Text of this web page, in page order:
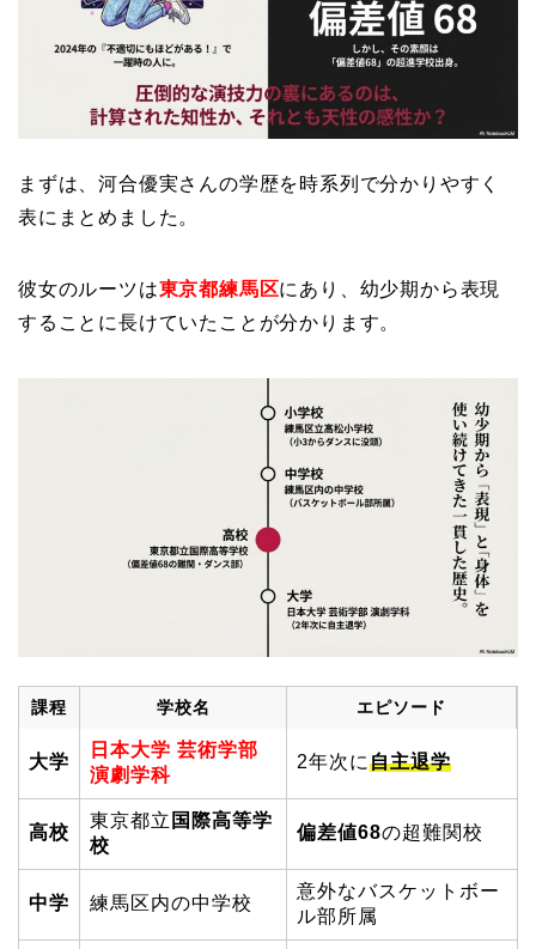
まずは、河合優実さんの学歴を時系列で分かりやすく
表にまとめました。
彼女のルーツは東京都練馬区にあり、幼少期から表現
することに長けていたことが分かります。
課程 学校名 エピソード
大学
日本大学 芸術学部
演劇学科
2年次に自主退学
高校
東京都立 国際高等学
校
偏差値68の超難関校
中学 練馬区内の中学校
意外なバスケットボー
ル部所属